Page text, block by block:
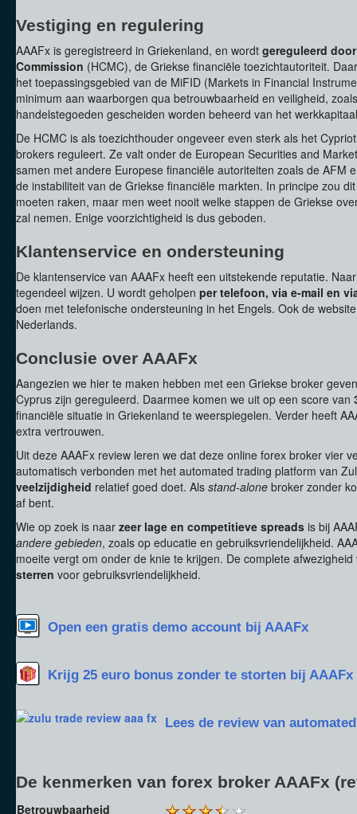
Vestiging en regulering
AAAFx is geregistreerd in Griekenland, en wordt gereguleerd
Commission (HCMC), de Griekse financiële toezichtautoriteit.
het toepassingsgebied van de MiFID (Markets in Financial
minimum aan waarborgen qua betrouwbaarheid en veiligheid,
handelstegoeden gescheiden worden beheerd van het
De HCMC is als toezichthouder ongeveer even sterk als het
brokers reguleert. Ze valt onder de European Securities and
samen met andere Europese financiële autoriteiten zoals de AFM
de instabiliteit van de Griekse financiële markten. In principe zou
moeten raken, maar men weet nooit welke stappen de Griekse
zal nemen. Enige voorzichtigheid is dus geboden.
Klantenservice en ondersteuning
De klantenservice van AAAFx heeft een uitstekende reputatie.
tegendeel wijzen. U wordt geholpen per telefoon, via e-mail en
doen met telefonische ondersteuning in het Engels. Ook de
Nederlands.
Conclusie over AAAFx
Aangezien we hier te maken hebben met een Griekse broker
Cyprus zijn gereguleerd. Daarmee komen we uit op een score van
financiële situatie in Griekenland te weerspiegelen. Verder heeft
extra vertrouwen.
Uit deze AAAFx review leren we dat deze online forex broker vier
automatisch verbonden met het automated trading platform van
veelzijdigheid relatief goed doet. Als stand-alone broker zonder
af bent.
Wie op zoek is naar zeer lage en competitieve spreads is bij
andere gebieden, zoals op educatie en gebruiksvriendelijkheid.
moeite vergt om onder de knie te krijgen. De complete
sterren voor gebruiksvriendelijkheid.
Open een gratis demo account bij AAAFx
Krijg 25 euro bonus zonder te storten bij AAAFx
Lees de review van
De kenmerken van forex broker AAAFx
Betrouwbaarheid